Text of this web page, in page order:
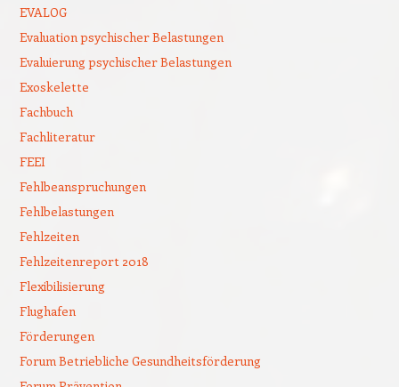
EVALOG
Evaluation psychischer Belastungen
Evaluierung psychischer Belastungen
Exoskelette
Fachbuch
Fachliteratur
FEEI
Fehlbeanspruchungen
Fehlbelastungen
Fehlzeiten
Fehlzeitenreport 2018
Flexibilisierung
Flughafen
Förderungen
Forum Betriebliche Gesundheitsförderung